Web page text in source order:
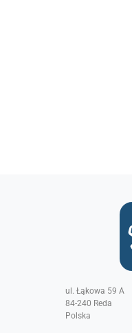
ul. Łąkowa 59 A
84-240 Reda
Polska